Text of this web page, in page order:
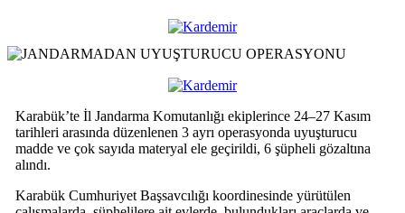
Karabük’te İl Jandarma Komutanlığı ekiplerince 24–27 Kasım
tarihleri arasında düzenlenen 3 ayrı operasyonda uyuşturucu
madde ve çok sayıda materyal ele geçirildi, 6 şüpheli gözaltına
alındı.
Karabük Cumhuriyet Başsavcılığı koordinesinde yürütülen